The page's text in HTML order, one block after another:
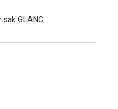
sak GLANC